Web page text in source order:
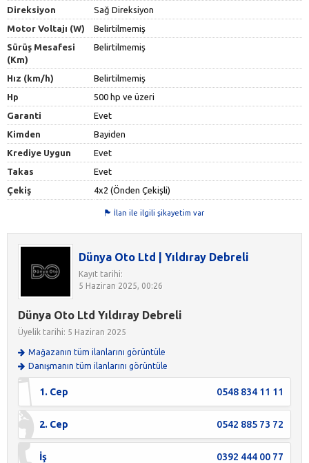
Direksiyon
Sağ Direksiyon
Motor Voltajı (W)
Belirtilmemiş
Sürüş Mesafesi
(Km)
Belirtilmemiş
Hız (km/h)
Belirtilmemiş
Hp
500 hp ve üzeri
Garanti
Evet
Kimden
Bayiden
Krediye Uygun
Evet
Takas
Evet
Çekiş
4x2 (Önden Çekişli)
İlan ile ilgili şikayetim var
Dünya Oto Ltd | Yıldıray Debreli
Kayıt tarihi:
5 Haziran 2025, 00:26
Dünya Oto Ltd Yıldıray Debreli
Üyelik tarihi: 5 Haziran 2025
Mağazanın tüm ilanlarını görüntüle
Danışmanın tüm ilanlarını görüntüle
1. Cep 0548 834 11 11
2. Cep 0542 885 73 72
İş 0392 444 00 77